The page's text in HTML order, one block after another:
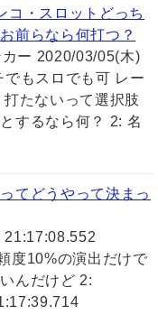
コ・スロットどっち
前らなら何打つ？
ー 2020/03/05(木)
もスロでも可 レー
打たないって選択肢
するなら何？ 2: 名
てどうやって決まっ
21:17:08.552
度10%の演出だけで
んだけど 2: